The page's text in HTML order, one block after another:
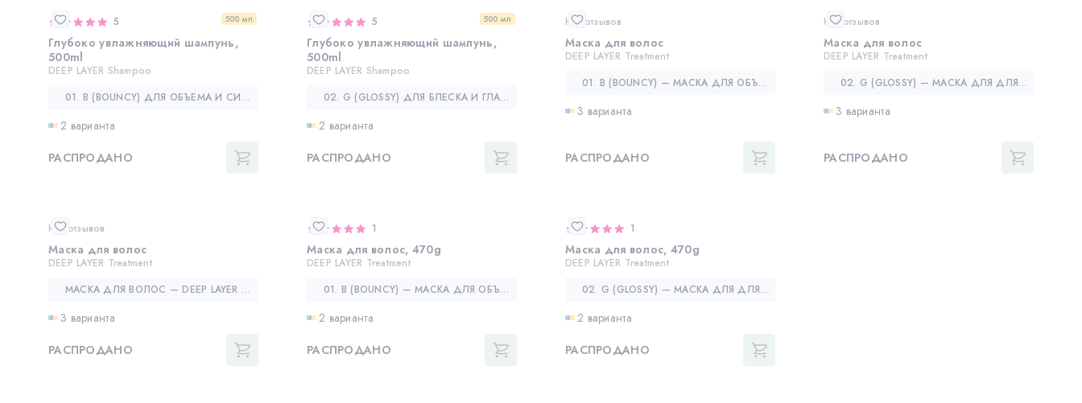
500 мл
5
Глубоко увлажняющий шампунь,
500ml
DEEP LAYER Shampoo
01. B (BOUNCY) ДЛЯ ОБЪЕМА И СИЛЫ
2 варианта
РАСПРОДАНО
500 мл
5
Глубоко увлажняющий шампунь,
500ml
DEEP LAYER Shampoo
02. G (GLOSSY) ДЛЯ БЛЕСКА И ГЛАДКОСТИ ВОЛОС
2 варианта
РАСПРОДАНО
Нет отзывов
Маска для волос
DEEP LAYER Treatment
01. B (BOUNCY) — МАСКА ДЛЯ ОБЪЕМА И СИЛЫ ВОЛОС
3 варианта
РАСПРОДАНО
Нет отзывов
Маска для волос
DEEP LAYER Treatment
02. G (GLOSSY) — МАСКА ДЛЯ ДЛЯ БЛЕСКА И ГЛАДКОСТИ ВОЛОС
3 варианта
РАСПРОДАНО
Нет отзывов
Маска для волос
DEEP LAYER Treatment
МАСКА ДЛЯ ВОЛОС — DEEP LAYER TREATMENT
3 варианта
РАСПРОДАНО
1
Маска для волос, 470g
DEEP LAYER Treatment
01. B (BOUNCY) — МАСКА ДЛЯ ОБЪЕМА И СИЛЫ ВОЛОС
2 варианта
РАСПРОДАНО
1
Маска для волос, 470g
DEEP LAYER Treatment
02. G (GLOSSY) — МАСКА ДЛЯ ДЛЯ БЛЕСКА И ГЛАДКОСТИ ВОЛОС
2 варианта
РАСПРОДАНО